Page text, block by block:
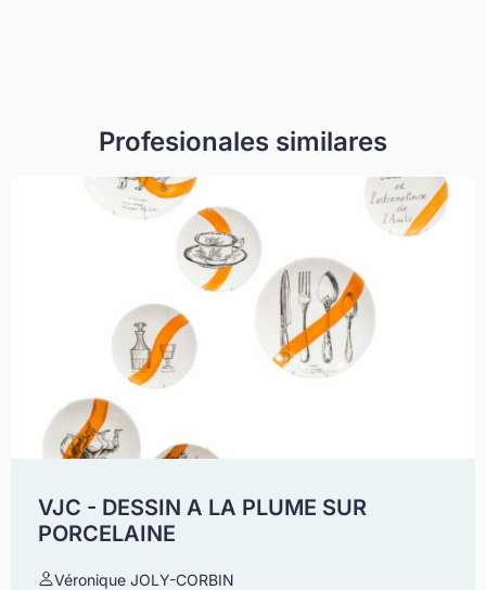
Profesionales similares
VJC - DESSIN A LA PLUME SUR
PORCELAINE
Véronique JOLY-CORBIN